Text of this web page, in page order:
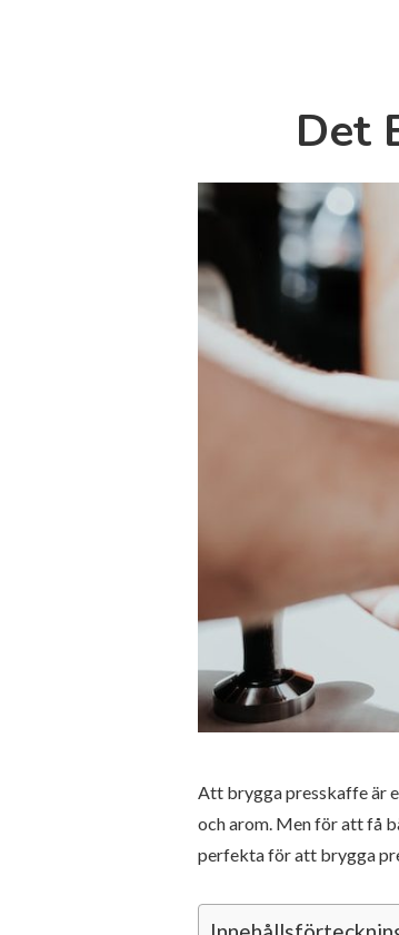
Det
Att brygga presskaffe är
och arom. Men för att få
perfekta för att brygga